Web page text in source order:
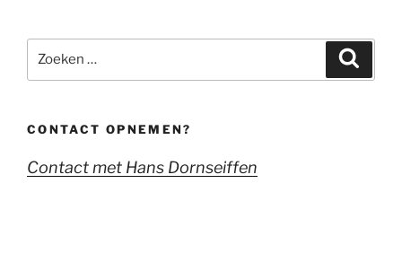
naar:
CONTACT OPNEMEN?
Contact met Hans Dornseiffen